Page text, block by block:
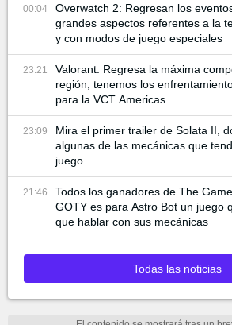
00:04
Overwatch 2: Regresan los
grandes aspectos referentes a la
y con modos de juego especiales
23:21
Valorant: Regresa la máxima
región, tenemos los
para la VCT Americas
23:09
Mira el primer trailer de Solata II,
algunas de las mecánicas que
juego
21:46
Todos los ganadores de The
GOTY es para Astro Bot un juego
que hablar con sus mecánicas
Todas las noticias